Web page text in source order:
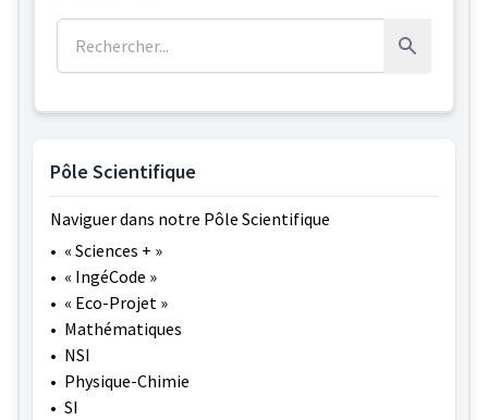
Rechercher :
Rechercher
Pôle Scientifique
Naviguer dans notre Pôle Scientifique
• « Sciences + »
• « IngéCode »
• « Eco-Projet »
• Mathématiques
• NSI
• Physique-Chimie
• SI